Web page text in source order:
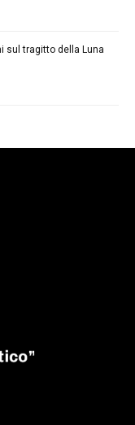
sul tragitto della Luna